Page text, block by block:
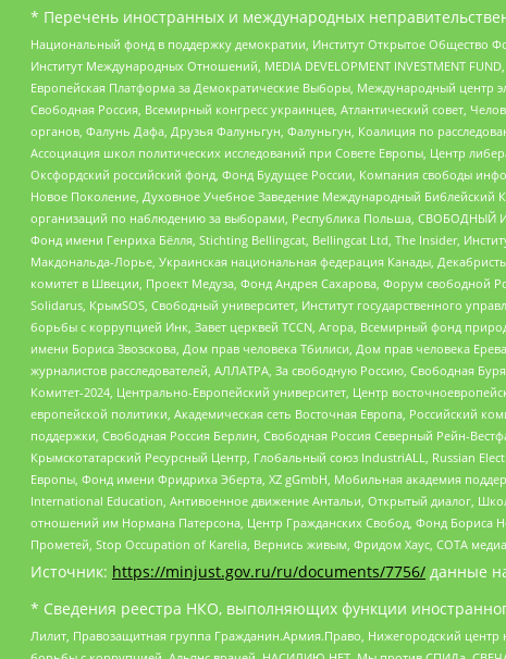
* Перечень иностранных и международных
Национальный фонд в поддержку демократии, Институт Открытое Общество
Институт Международных Отношений, MEDIA DEVELOPMENT INVESTMENT
Европейская Платформа за Демократические Выборы, Международный
Свободная Россия, Всемирный конгресс украинцев, Атлантический совет,
органов, Фалунь Дафа, Друзья Фалуньгун, Фалуньгун, Коалиция по
Ассоциация школ политических исследований при Совете Европы, Центр
Оксфордский российский фонд, Фонд Будущее России, Компания свободы
Новое Поколение, Духовное Учебное Заведение Международный Библейский
организаций по наблюдению за выборами, Республика Польша, СВОБОДНЫЙ
Фонд имени Генриха Бёлля, Stichting Bellingcat, Bellingcat Ltd, The Insider,
Макдональда-Лорье, Украинская национальная федерация Канады,
комитет в Швеции, Проект Медуза, Фонд Андрея Сахарова, Форум свободной
Solidarus, КрымSOS, Свободный университет, Институт государственного
борьбы с коррупцией Инк, Завет церквей TCCN, Агора, Всемирный фонд
имени Бориса Звозскова, Дом прав человека Тбилиси, Дом прав человека
журналистов расследователей, АЛЛАТРА, За свободную Россию, Свободная
Комитет-2024, Центрально-Европейский университет, Центр
европейской политики, Академическая сеть Восточная Европа, Российский
поддержки, Свободная Россия Берлин, Свободная Россия Северный Рейн-
Крымскотатарский Ресурсный Центр, Глобальный союз IndustriALL, Russian
Европы, Фонд имени Фридриха Эберта, XZ gGmbH, Мобильная академия
International Education, Антивоенное движение Антальи, Открытый диалог,
отношений им Нормана Патерсона, Центр Гражданских Свобод, Фонд Бориса
Прометей, Stop Occupation of Karelia, Вернись живым, Фридом Хаус, СОТА
Источник: https://minjust.gov.ru/ru/documents/7756/ данные
* Сведения реестра НКО, выполняющих функции
Лилит, Правозащитная группа Гражданин.Армия.Право, Нижегородский